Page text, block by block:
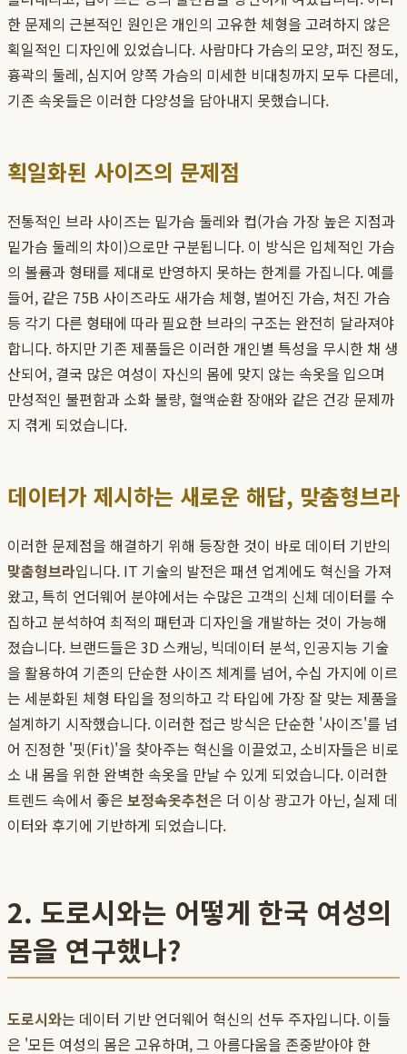
한 문제의 근본적인 원인은 개인의 고유한 체형을 고려하지 않은
획일적인 디자인에 있었습니다. 사람마다 가슴의 모양, 퍼진 정도,
흉곽의 둘레, 심지어 양쪽 가슴의 미세한 비대칭까지 모두 다른데,
기존 속옷들은 이러한 다양성을 담아내지 못했습니다.
획일화된 사이즈의 문제점
전통적인 브라 사이즈는 밑가슴 둘레와 컵(가슴 가장 높은 지점과
밑가슴 둘레의 차이)으로만 구분됩니다. 이 방식은 입체적인 가슴
의 볼륨과 형태를 제대로 반영하지 못하는 한계를 가집니다. 예를
들어, 같은 75B 사이즈라도 새가슴 체형, 벌어진 가슴, 처진 가슴
등 각기 다른 형태에 따라 필요한 브라의 구조는 완전히 달라져야
합니다. 하지만 기존 제품들은 이러한 개인별 특성을 무시한 채 생
산되어, 결국 많은 여성이 자신의 몸에 맞지 않는 속옷을 입으며
만성적인 불편함과 소화 불량, 혈액순환 장애와 같은 건강 문제까
지 겪게 되었습니다.
데이터가 제시하는 새로운 해답, 맞춤형브라
이러한 문제점을 해결하기 위해 등장한 것이 바로 데이터 기반의
맞춤형브라입니다. IT 기술의 발전은 패션 업계에도 혁신을 가져
왔고, 특히 언더웨어 분야에서는 수많은 고객의 신체 데이터를 수
집하고 분석하여 최적의 패턴과 디자인을 개발하는 것이 가능해
졌습니다. 브랜드들은 3D 스캐닝, 빅데이터 분석, 인공지능 기술
을 활용하여 기존의 단순한 사이즈 체계를 넘어, 수십 가지에 이르
는 세분화된 체형 타입을 정의하고 각 타입에 가장 잘 맞는 제품을
설계하기 시작했습니다. 이러한 접근 방식은 단순한 '사이즈'를 넘
어 진정한 '핏(Fit)'을 찾아주는 혁신을 이끌었고, 소비자들은 비로
소 내 몸을 위한 완벽한 속옷을 만날 수 있게 되었습니다. 이러한
트렌드 속에서 좋은 보정속옷추천은 더 이상 광고가 아닌, 실제 데
이터와 후기에 기반하게 되었습니다.
2. 도로시와는 어떻게 한국 여성의
몸을 연구했나?
도로시와는 데이터 기반 언더웨어 혁신의 선두 주자입니다. 이들
은 '모든 여성의 몸은 고유하며, 그 아름다움을 존중받아야 한